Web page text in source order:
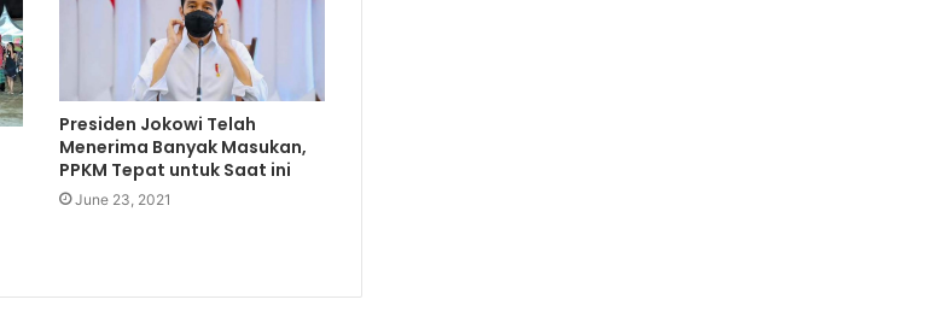
Presiden Jokowi Telah
Menerima Banyak Masukan,
PPKM Tepat untuk Saat ini
June 23, 2021